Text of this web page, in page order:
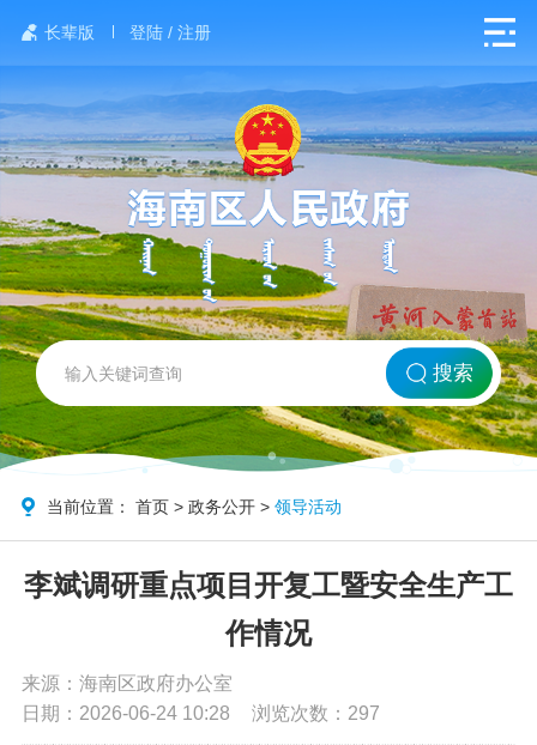
长辈版 登陆 / 注册
网站首页
北方海南
政务要闻
党务公开
政务服务
搜索
当前位置：首页 >政务公开 >领导活动
李斌调研重点项目开复工暨安全生产工
作情况
来源：海南区政府办公室
日期：2026-06-24 10:28
浏览次数： 297